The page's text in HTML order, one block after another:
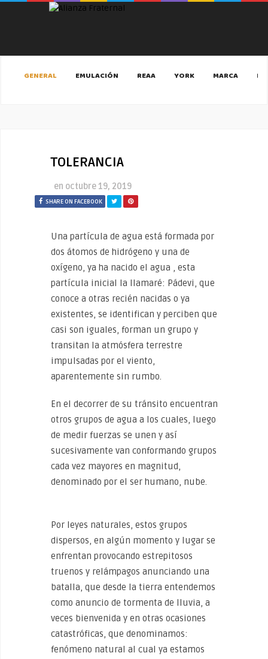
GENERAL EMULACIÓN REAA YORK MARCA
TOLERANCIA
en octubre 19, 2019
SHARE ON FACEBOOK
Una partícula de agua está formada por
dos átomos de hidrógeno y una de
oxígeno, ya ha nacido el agua , esta
partícula inicial la llamaré: Pádevi, que
conoce a otras recién nacidas o ya
existentes, se identifican y perciben que
casi son iguales, forman un grupo y
transitan la atmósfera terrestre
impulsadas por el viento,
aparentemente sin rumbo.
En el decorrer de su tránsito encuentran
otros grupos de agua a los cuales, luego
de medir fuerzas se unen y así
sucesivamente van conformando grupos
cada vez mayores en magnitud,
denominado por el ser humano, nube.
Por leyes naturales, estos grupos
dispersos, en algún momento y lugar se
enfrentan provocando estrepitosos
truenos y relámpagos anunciando una
batalla, que desde la tierra entendemos
como anuncio de tormenta de lluvia, a
veces bienvenida y en otras ocasiones
catastróficas, que denominamos:
fenómeno natural al cual ya estamos